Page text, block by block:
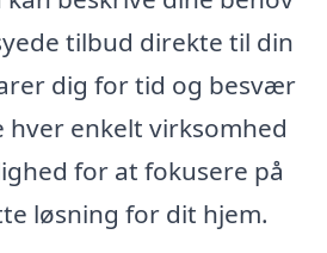
tilbud direkte til din
dig for tid og besvær
enkelt virksomhed
for at fokusere på
løsning for dit hjem.